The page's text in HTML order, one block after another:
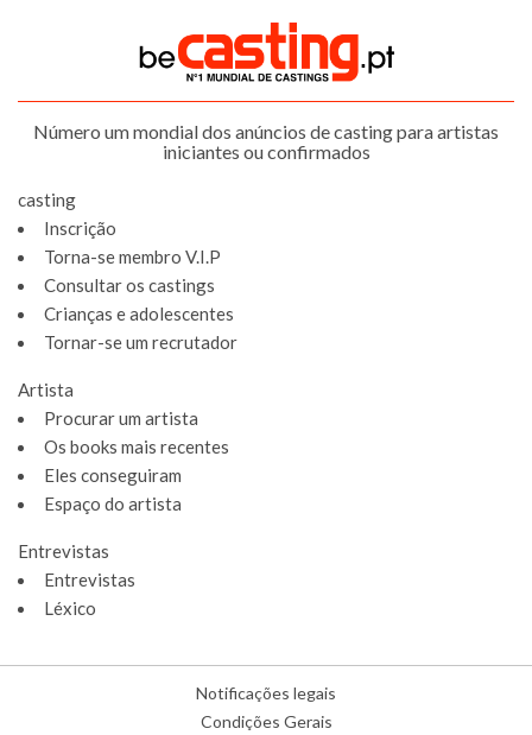
Número um mondial dos anúncios de casting para artistas
iniciantes ou confirmados
casting
Inscrição
Torna-se membro V.I.P
Consultar os castings
Crianças e adolescentes
Tornar-se um recrutador
Artista
Procurar um artista
Os books mais recentes
Eles conseguiram
Espaço do artista
Entrevistas
Entrevistas
Léxico
Notificações legais
Condições Gerais